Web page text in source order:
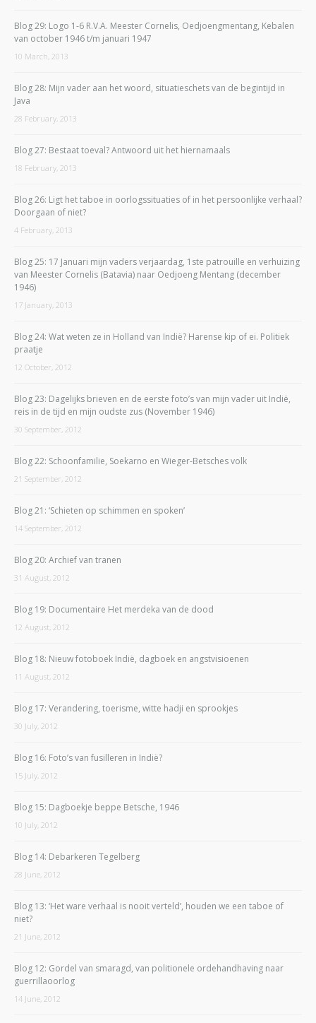
Blog 29: Logo 1-6 R.V.A. Meester Cornelis, Oedjoengmentang, Kebalen
van october 1946 t/m januari 1947
10 March, 2013
Blog 28: Mijn vader aan het woord, situatieschets van de begintijd in
Java
28 February, 2013
Blog 27: Bestaat toeval? Antwoord uit het hiernamaals
18 February, 2013
Blog 26: Ligt het taboe in oorlogssituaties of in het persoonlijke verhaal?
Doorgaan of niet?
4 February, 2013
Blog 25: 17 Januari mijn vaders verjaardag, 1ste patrouille en verhuizing
van Meester Cornelis (Batavia) naar Oedjoeng Mentang (december
1946)
17 January, 2013
Blog 24: Wat weten ze in Holland van Indië? Harense kip of ei. Politiek
praatje
12 October, 2012
Blog 23: Dagelijks brieven en de eerste foto’s van mijn vader uit Indië,
reis in de tijd en mijn oudste zus (November 1946)
30 September, 2012
Blog 22: Schoonfamilie, Soekarno en Wieger-Betsches volk
21 September, 2012
Blog 21: ‘Schieten op schimmen en spoken’
14 September, 2012
Blog 20: Archief van tranen
31 August, 2012
Blog 19: Documentaire Het merdeka van de dood
12 August, 2012
Blog 18: Nieuw fotoboek Indië, dagboek en angstvisioenen
11 August, 2012
Blog 17: Verandering, toerisme, witte hadji en sprookjes
30 July, 2012
Blog 16: Foto’s van fusilleren in Indië?
15 July, 2012
Blog 15: Dagboekje beppe Betsche, 1946
10 July, 2012
Blog 14: Debarkeren Tegelberg
28 June, 2012
Blog 13: ‘Het ware verhaal is nooit verteld’, houden we een taboe of
niet?
21 June, 2012
Blog 12: Gordel van smaragd, van politionele ordehandhaving naar
guerrillaoorlog
14 June, 2012